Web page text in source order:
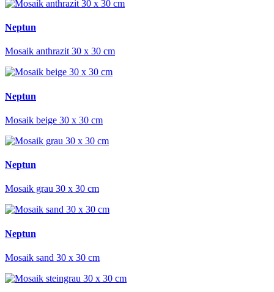
Neptun
Mosaik anthrazit 30 x 30 cm
Neptun
Mosaik beige 30 x 30 cm
Neptun
Mosaik grau 30 x 30 cm
Neptun
Mosaik sand 30 x 30 cm